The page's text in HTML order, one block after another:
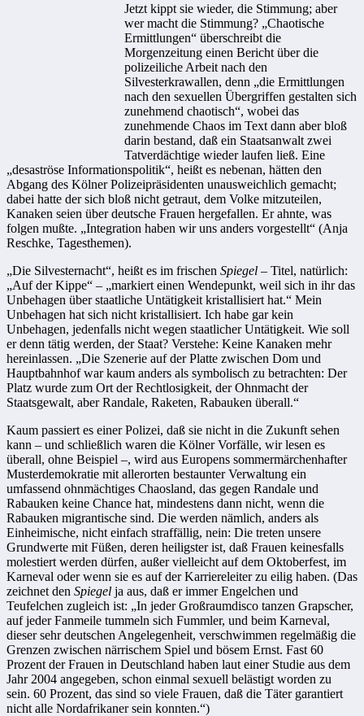
Jetzt kippt sie wieder, die Stimmung; aber
wer macht die Stimmung? „Chaotische
Ermittlungen“ überschreibt die
Morgenzeitung einen Bericht über die
polizeiliche Arbeit nach den
Silvesterkrawallen, denn „die Ermittlungen
nach den sexuellen Übergriffen gestalten sich
zunehmend chaotisch“, wobei das
zunehmende Chaos im Text dann aber bloß
darin bestand, daß ein Staatsanwalt zwei
Tatverdächtige wieder laufen ließ. Eine
„desaströse Informationspolitik“, heißt es nebenan, hätten den
Abgang des Kölner Polizeipräsidenten unausweichlich gemacht;
dabei hatte der sich bloß nicht getraut, dem Volke mitzuteilen,
Kanaken seien über deutsche Frauen hergefallen. Er ahnte, was
folgen mußte. „Integration haben wir uns anders vorgestellt“ (Anja
Reschke, Tagesthemen).
„Die Silvesternacht“, heißt es im frischen Spiegel – Titel, natürlich:
„Auf der Kippe“ – „markiert einen Wendepunkt, weil sich in ihr das
Unbehagen über staatliche Untätigkeit kristallisiert hat.“ Mein
Unbehagen hat sich nicht kristallisiert. Ich habe gar kein
Unbehagen, jedenfalls nicht wegen staatlicher Untätigkeit. Wie soll
er denn tätig werden, der Staat? Verstehe: Keine Kanaken mehr
hereinlassen. „Die Szenerie auf der Platte zwischen Dom und
Hauptbahnhof war kaum anders als symbolisch zu betrachten: Der
Platz wurde zum Ort der Rechtlosigkeit, der Ohnmacht der
Staatsgewalt, aber Randale, Raketen, Rabauken überall.“
Kaum passiert es einer Polizei, daß sie nicht in die Zukunft sehen
kann – und schließlich waren die Kölner Vorfälle, wir lesen es
überall, ohne Beispiel –, wird aus Europens sommermärchenhafter
Musterdemokratie mit allerorten bestaunter Verwaltung ein
umfassend ohnmächtiges Chaosland, das gegen Randale und
Rabauken keine Chance hat, mindestens dann nicht, wenn die
Rabauken migrantische sind. Die werden nämlich, anders als
Einheimische, nicht einfach straffällig, nein: Die treten unsere
Grundwerte mit Füßen, deren heiligster ist, daß Frauen keinesfalls
molestiert werden dürfen, außer vielleicht auf dem Oktoberfest, im
Karneval oder wenn sie es auf der Karriereleiter zu eilig haben. (Das
zeichnet den Spiegel ja aus, daß er immer Engelchen und
Teufelchen zugleich ist: „In jeder Großraumdisco tanzen Grapscher,
auf jeder Fanmeile tummeln sich Fummler, und beim Karneval,
dieser sehr deutschen Angelegenheit, verschwimmen regelmäßig die
Grenzen zwischen närrischem Spiel und bösem Ernst. Fast 60
Prozent der Frauen in Deutschland haben laut einer Studie aus dem
Jahr 2004 angegeben, schon einmal sexuell belästigt worden zu
sein. 60 Prozent, das sind so viele Frauen, daß die Täter garantiert
nicht alle Nordafrikaner sein konnten.“)